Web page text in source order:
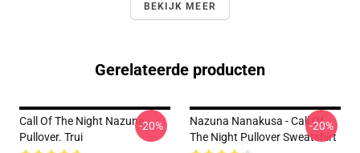
BEKIJK MEER
Gerelateerde producten
Call Of The Night Nazuna
Pullover. Trui
-20%
Nazuna Nanakusa - Call Of
The Night Pullover Sweatshirt
-20%